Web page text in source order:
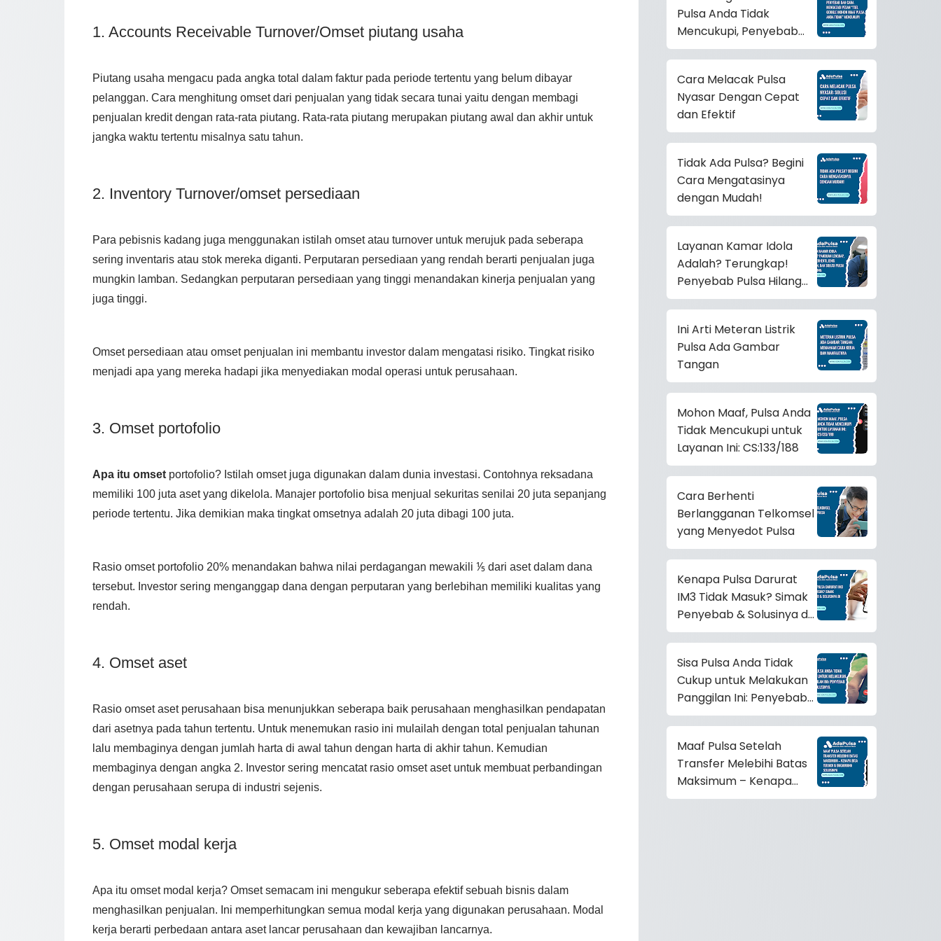
1. Accounts Receivable Turnover/Omset piutang usaha
Piutang usaha mengacu pada angka total dalam faktur pada periode tertentu yang belum dibayar
pelanggan. Cara menghitung omset dari penjualan yang tidak secara tunai yaitu dengan membagi
penjualan kredit dengan rata-rata piutang. Rata-rata piutang merupakan piutang awal dan akhir untuk
jangka waktu tertentu misalnya satu tahun.
2. Inventory Turnover/omset persediaan
Para pebisnis kadang juga menggunakan istilah omset atau turnover untuk merujuk pada seberapa
sering inventaris atau stok mereka diganti. Perputaran persediaan yang rendah berarti penjualan juga
mungkin lamban. Sedangkan perputaran persediaan yang tinggi menandakan kinerja penjualan yang
juga tinggi.
Omset persediaan atau omset penjualan ini membantu investor dalam mengatasi risiko. Tingkat risiko
menjadi apa yang mereka hadapi jika menyediakan modal operasi untuk perusahaan.
3. Omset portofolio
Apa itu omset portofolio? Istilah omset juga digunakan dalam dunia investasi. Contohnya reksadana
memiliki 100 juta aset yang dikelola. Manajer portofolio bisa menjual sekuritas senilai 20 juta sepanjang
periode tertentu. Jika demikian maka tingkat omsetnya adalah 20 juta dibagi 100 juta.
Rasio omset portofolio 20% menandakan bahwa nilai perdagangan mewakili ⅕ dari aset dalam dana
tersebut. Investor sering menganggap dana dengan perputaran yang berlebihan memiliki kualitas yang
rendah.
4. Omset aset
Rasio omset aset perusahaan bisa menunjukkan seberapa baik perusahaan menghasilkan pendapatan
dari asetnya pada tahun tertentu. Untuk menemukan rasio ini mulailah dengan total penjualan tahunan
lalu membaginya dengan jumlah harta di awal tahun dengan harta di akhir tahun. Kemudian
membaginya dengan angka 2. Investor sering mencatat rasio omset aset untuk membuat perbandingan
dengan perusahaan serupa di industri sejenis.
5. Omset modal kerja
Apa itu omset modal kerja? Omset semacam ini mengukur seberapa efektif sebuah bisnis dalam
menghasilkan penjualan. Ini memperhitungkan semua modal kerja yang digunakan perusahaan. Modal
kerja berarti perbedaan antara aset lancar perusahaan dan kewajiban lancarnya.
Pulsa Anda Tidak
Mencukupi, Penyebab
dan Cara Mengatasinya!
Cara Melacak Pulsa
Nyasar Dengan Cepat
dan Efektif
Tidak Ada Pulsa? Begini
Cara Mengatasinya
dengan Mudah!
Layanan Kamar Idola
Adalah? Terungkap!
Penyebab Pulsa Hilang
Mendadak
Ini Arti Meteran Listrik
Pulsa Ada Gambar
Tangan
Mohon Maaf, Pulsa Anda
Tidak Mencukupi untuk
Layanan Ini: CS:133/188
Cara Berhenti
Berlangganan Telkomsel
yang Menyedot Pulsa
Kenapa Pulsa Darurat
IM3 Tidak Masuk? Simak
Penyebab & Solusinya di
Sini!
Sisa Pulsa Anda Tidak
Cukup untuk Melakukan
Panggilan Ini: Penyebab
dan Solusinya
Maaf Pulsa Setelah
Transfer Melebihi Batas
Maksimum – Kenapa
Bisa Terjadi & Bagaimana